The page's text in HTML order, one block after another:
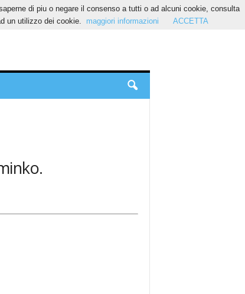
di piu o negare il consenso a tutti o ad alcuni cookie, consulta
un utilizzo dei cookie.
maggiori informazioni ACCETTA